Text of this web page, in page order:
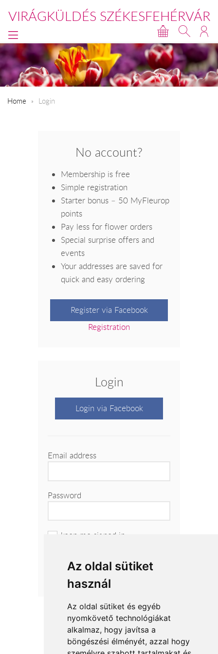
Az oldal sütiket
használ
Az oldal sütiket és egyéb
nyomkövető technológiákat
alkalmaz, hogy javítsa a
böngészési élményét, azzal hogy
VIRÁGKÜLDÉS SZÉKESFEHÉRVÁR
Home Login
No account?
Membership is free
Simple registration
Starter bonus – 50 MyFleurop
points
Pay less for flower orders
Special surprise offers and
events
Your addresses are saved for
quick and easy ordering
Register via Facebook
Registration
Login
Login via Facebook
Email address
Password
keep me signed in
Forgot your password?
Accepted payment methods